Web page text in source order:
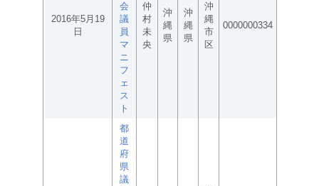
2016年5月19
日
会
議
員
マ
ニ
フ
ェ
ス
ト
仲
村
未
央
沖
縄
県
沖
縄
県
沖
縄
市
区
0000000334
都
道
府
県
議